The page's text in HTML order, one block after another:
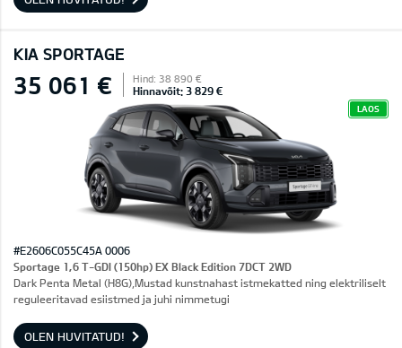
KIA SPORTAGE
35 061 € Hind: 38 890 €
Hinnavõit: 3 829 €
LAOS
#E2606C055C45A 0006
Sportage 1,6 T-GDI (150hp) EX Black Edition 7DCT 2WD
Dark Penta Metal (H8G),Mustad kunstnahast istmekatted ning elektriliselt
reguleeritavad esiistmed ja juhi nimmetugi
OLEN HUVITATUD!